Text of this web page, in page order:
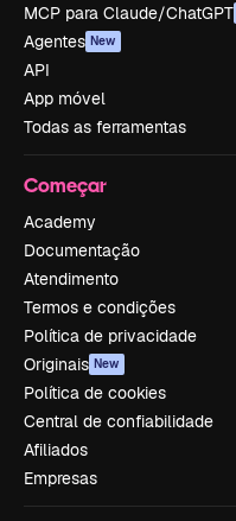
MCP para Claude/ChatGPT
Agentes New
API
App móvel
Todas as ferramentas
Começar
Academy
Documentação
Atendimento
Termos e condições
Política de privacidade
Originais New
Política de cookies
Central de confiabilidade
Afiliados
Empresas